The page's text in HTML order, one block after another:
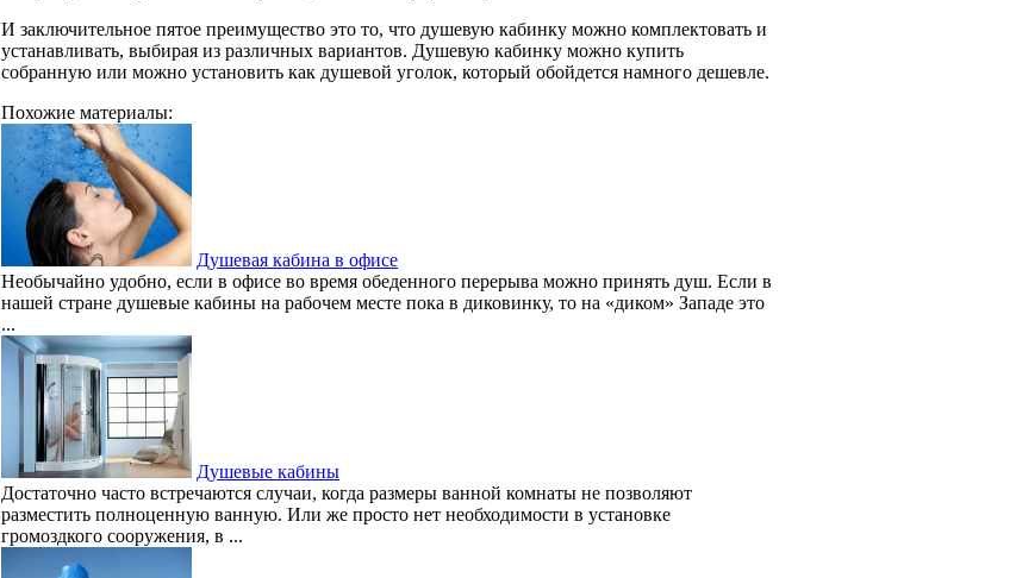
И заключительное пятое преимущество это то, что душевую кабинку можно комплектовать и
устанавливать, выбирая из различных вариантов. Душевую кабинку можно купить
собранную или можно установить как душевой уголок, который обойдется намного дешевле.
Похожие материалы:
Душевая кабина в офисе
Необычайно удобно, если в офисе во время обеденного перерыва можно принять душ. Если в
нашей стране душевые кабины на рабочем месте пока в диковинку, то на «диком» Западе это
...
Душевые кабины
Достаточно часто встречаются случаи, когда размеры ванной комнаты не позволяют
разместить полноценную ванную. Или же просто нет необходимости в установке
громоздкого сооружения, в ...